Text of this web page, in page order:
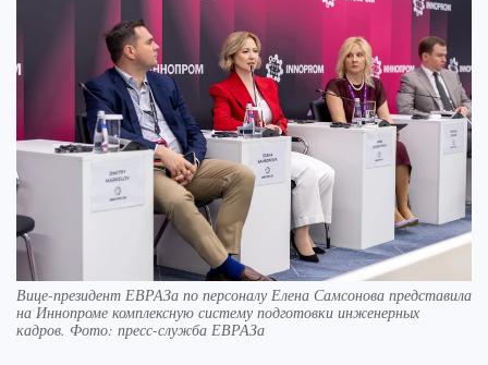
Вице-президент ЕВРАЗа по персоналу Елена Самсонова представила
на Иннопроме комплексную систему подготовки инженерных
кадров. Фото: пресс-служба ЕВРАЗа